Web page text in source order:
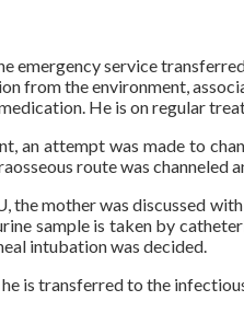
emergency service
from the environment,
He is on regular
an attempt was made to
route was channeled
mother was discussed
sample is taken by
intubation was decided.
is transferred to the